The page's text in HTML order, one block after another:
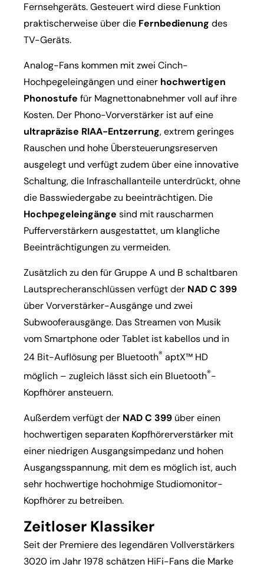
Fernsehgeräts. Gesteuert wird diese Funktion
praktischerweise über die Fernbedienung des
TV-Geräts.
Analog-Fans kommen mit zwei Cinch-
Hochpegeleingängen und einer hochwertigen
Phonostufe für Magnettonabnehmer voll auf ihre
Kosten. Der Phono-Vorverstärker ist auf eine
ultrapräzise RIAA-Entzerrung, extrem geringes
Rauschen und hohe Übersteuerungsreserven
ausgelegt und verfügt zudem über eine innovative
Schaltung, die Infraschallanteile unterdrückt, ohne
die Basswiedergabe zu beeinträchtigen. Die
Hochpegeleingänge sind mit rauscharmen
Pufferverstärkern ausgestattet, um klangliche
Beeinträchtigungen zu vermeiden.
Zusätzlich zu den für Gruppe A und B schaltbaren
Lautsprecheranschlüssen verfügt der NAD C 399
über Vorverstärker-Ausgänge und zwei
Subwooferausgänge. Das Streamen von Musik
vom Smartphone oder Tablet ist kabellos und in
24 Bit-Auflösung per Bluetooth® aptX™ HD
möglich – zugleich lässt sich ein Bluetooth®-
Kopfhörer ansteuern.
Außerdem verfügt der NAD C 399 über einen
hochwertigen separaten Kopfhörerverstärker mit
einer niedrigen Ausgangsimpedanz und hohen
Ausgangsspannung, mit dem es möglich ist, auch
sehr hochwertige hochohmige Studiomonitor-
Kopfhörer zu betreiben.
Zeitloser Klassiker
Seit der Premiere des legendären Vollverstärkers
3020 im Jahr 1978 schätzen HiFi-Fans die Marke